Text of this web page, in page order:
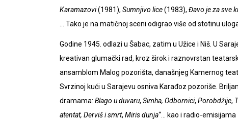
Karamazovi(1981), Sumnjivo lice(1983), Đavo je za sve
… Tako je na matičnoj sceni odigrao više od stotinu
Godine 1945. odlazi u Šabac, zatim u Užice i Niš. U
kreativan glumački rad, kroz širok i raznovrstan
ansamblom Malog pozorišta, današnjeg Kamernog
Svrzinoj kući u Sarajevu osniva Karađoz pozoriše.
dramama: Blago u duvaru, Simha, Odbornici, Porobdžije,
atentat, Derviš i smrt, Miris dunja“… kao i radio-